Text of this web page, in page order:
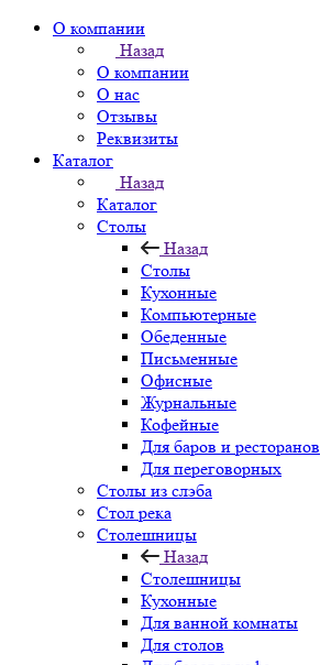
О компании
Назад
О компании
О нас
Отзывы
Реквизиты
Каталог
Назад
Каталог
Столы
Назад
Столы
Кухонные
Компьютерные
Обеденные
Письменные
Офисные
Журнальные
Кофейные
Для баров и ресторанов
Для переговорных
Столы из слэба
Стол река
Столешницы
Назад
Столешницы
Кухонные
Для ванной комнаты
Для столов